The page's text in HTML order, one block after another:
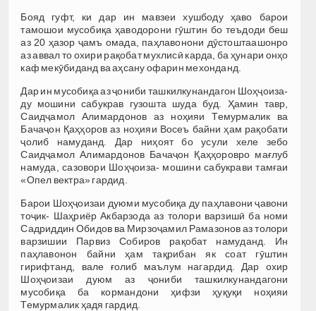
Бояд гуфт, ки дар ин мавзеи хушбоду ҳаво барои
тамошои мусобиқа ҳаводорони гӯштин бо теъдоди беш
аз 20 ҳазор ҷамъ омада, паҳлавонони дӯстоштаашонро
аз аввал то охири рақобат мухлисӣ карда, ба ҳунари онҳо
каф мекӯбиданд ва аҳсану офарин мехонданд.
Дар ин мусобиқа аз ҷониби ташкилкунандагон Шоҳҷоиза-
ду мошини сабукрав гузошта шуда буд. Ҳамин тавр,
Саидҷамол Алимардонов аз ноҳияи Темурмалик ва
Бачаҷон Қаҳҳоров аз ноҳияи Восеъ байни ҳам рақобати
ҷолиб намуданд. Дар ниҳоят бо усули хеле зебо
Саидҷамол Алимардонов Бачаҷон Қаҳҳоровро мағлуб
намуда, сазовори Шоҳҷоиза- мошини сабукрави тамғаи
«Опел вектра» гардид.
Барои Шоҳҷоизаи дуюми мусобиқа ду паҳлавони ҷавони
тоҷик- Шаҳриёр Акбарзода аз толори варзишӣ ба номи
Садриддин Обидов ва Мирзоҷамил Рамазонов аз толори
варзишии Парвиз Собиров рақобат намуданд. Ин
паҳлавонон байни ҳам тақрибан як соат гӯштин
гирифтанд, вале ғолиб маълум нагардид. Дар охир
Шоҳҷоизаи дуюм аз ҷониби ташкилкунандагони
мусобиқа ба кормандони ҳифзи ҳуқуқи ноҳияи
Темурмалик ҳадя гардид.